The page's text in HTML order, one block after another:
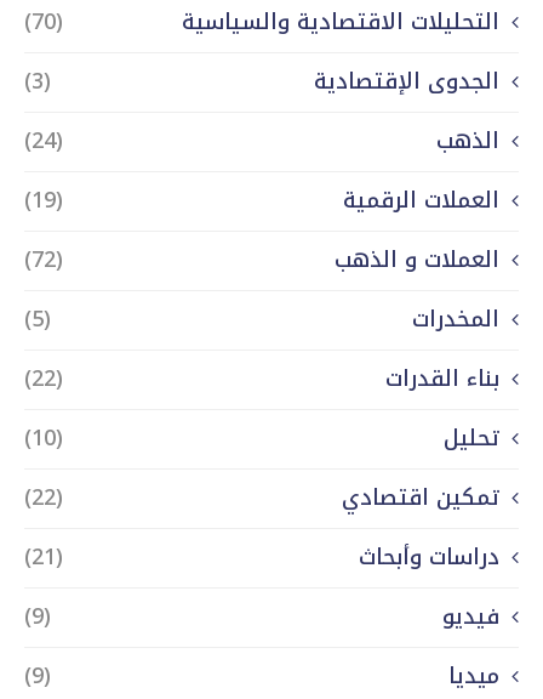
التحليلات الاقتصادية والسياسية
(70)
الجدوى الإقتصادية
(3)
الذهب
(24)
العملات الرقمية
(19)
العملات و الذهب
(72)
المخدرات
(5)
بناء القدرات
(22)
تحليل
(10)
تمكين اقتصادي
(22)
دراسات وأبحاث
(21)
فيديو
(9)
ميديا
(9)